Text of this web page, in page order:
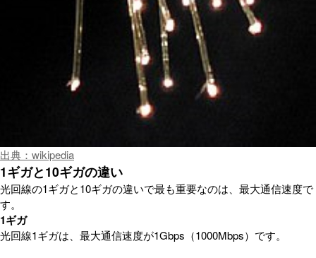
出典：wikipedia
1ギガと10ギガの違い
光回線の1ギガと10ギガの違いで最も重要なのは、最大通信速度で
す。
1ギガ
光回線1ギガは、最大通信速度が1Gbps（1000Mbps）です。